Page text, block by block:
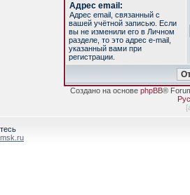
Адрес email:
Адрес email, связанный с
вашей учётной записью. Если
вы не изменили его в Личном
разделе, то это адрес e-mail,
указанный вами при
регистрации.
Создано на основе phpBB®
[